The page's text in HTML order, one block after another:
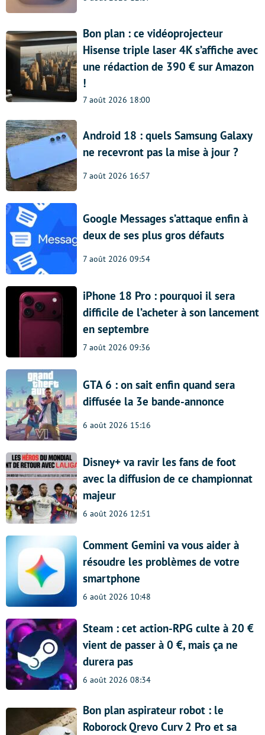
Bon plan : ce vidéoprojecteur
Hisense triple laser 4K s’affiche avec
une rédaction de 390 € sur Amazon
!
7 août 2026 18:00
Android 18 : quels Samsung Galaxy
ne recevront pas la mise à jour ?
7 août 2026 16:57
Google Messages s’attaque enfin à
deux de ses plus gros défauts
7 août 2026 09:54
iPhone 18 Pro : pourquoi il sera
difficile de l’acheter à son lancement
en septembre
7 août 2026 09:36
GTA 6 : on sait enfin quand sera
diffusée la 3e bande-annonce
6 août 2026 15:16
Disney+ va ravir les fans de foot
avec la diffusion de ce championnat
majeur
6 août 2026 12:51
Comment Gemini va vous aider à
résoudre les problèmes de votre
smartphone
6 août 2026 10:48
Steam : cet action-RPG culte à 20 €
vient de passer à 0 €, mais ça ne
durera pas
6 août 2026 08:34
Bon plan aspirateur robot : le
Roborock Qrevo Curv 2 Pro et sa